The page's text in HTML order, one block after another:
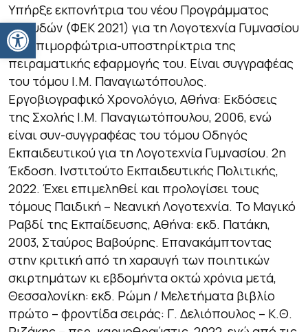
Ανοίξτε τη γραμμή εργαλείων
Υπήρξε εκπονήτρια του νέου Προγράμματος
Σπουδών (ΦΕΚ 2021) για τη Λογοτεχνία Γυμνασίου
και επιμορφώτρια-υποστηρίκτρια της
πειραματικής εφαρμογής του. Είναι συγγραφέας
του τόμου Ι.Μ. Παναγιωτόπουλος.
Εργοβιογραφικό Χρονολόγιο, Αθήνα: Εκδόσεις
της Σχολής Ι.Μ. Παναγιωτόπουλου, 2006, ενώ
είναι συν-συγγραφέας του τόμου Οδηγός
Εκπαιδευτικού για τη Λογοτεχνία Γυμνασίου. 2η
Έκδοση. Ινστιτούτο Εκπαιδευτικής Πολιτικής,
2022. Έχει επιμεληθεί και προλογίσει τους
τόμους Παιδική – Νεανική Λογοτεχνία. Το Μαγικό
Ραβδί της Εκπαίδευσης, Αθήνα: εκδ. Πατάκη,
2003, Σταύρος Βαβούρης. Επανακάμπτοντας
στην κριτική από τη χαραυγή των ποιητικών
σκιρτημάτων κι εβδομήντα οκτώ χρόνια μετά,
Θεσσαλονίκη: εκδ. Ρώμη / Μελετήματα βιβλίο
πρώτο – φροντίδα σειράς: Γ. Δελιόπουλος – Κ.Θ.